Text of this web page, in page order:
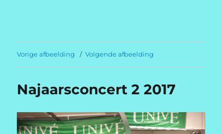
dedickningergeuzen.com
Vorige afbeelding Volgende afbeelding
Najaarsconcert 2 2017